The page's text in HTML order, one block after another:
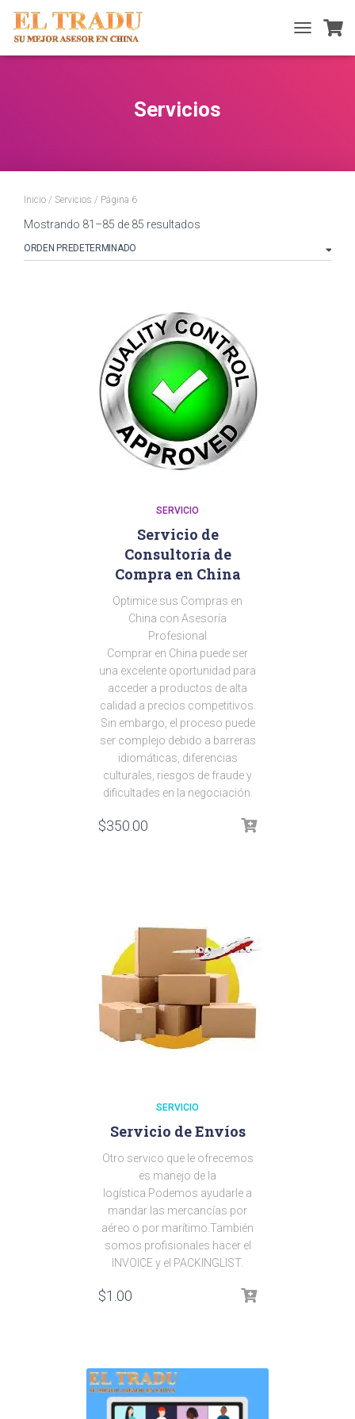
TOGGLE
NAVIGATION
Servicios
Inicio / Servicios / Página 6
Mostrando 81–85 de 85 resultados
SERVICIO
Servicio de
Consultoría de
Compra en China
Optimice sus Compras en
China con Asesoría
Profesional
Comprar en China puede ser
una excelente oportunidad para
acceder a productos de alta
calidad a precios competitivos.
Sin embargo, el proceso puede
ser complejo debido a barreras
idiomáticas, diferencias
culturales, riesgos de fraude y
dificultades en la negociación.
$350.00
SERVICIO
Servicio de Envíos
Otro servico que le ofrecemos
es manejo de la
logística.Podemos ayudarle a
mandar las mercancías por
aéreo o por marítimo.También
somos profisionales hacer el
INVOICE y el PACKINGLIST.
$1.00